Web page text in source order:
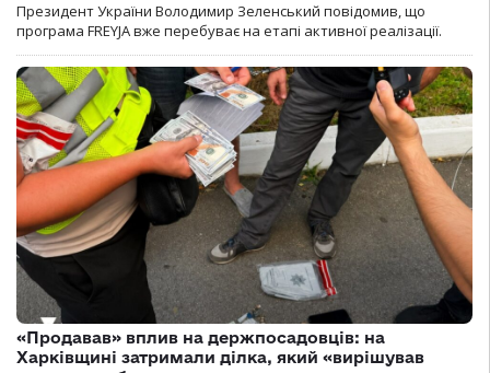
Президент України Володимир Зеленський повідомив, що
програма FREYJA вже перебуває на етапі активної реалізації.
«Продавав» вплив на держпосадовців: на
Харківщині затримали ділка, який «вирішував